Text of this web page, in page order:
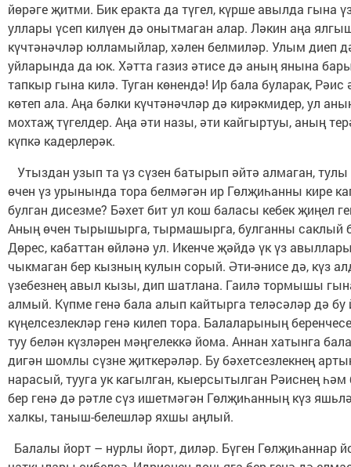
йөрәге җитми. Бик еракта да түгел, күрше авылда гына
уллары үсеп килүен дә онытмаган алар. Ләкин аңа
күчтәнәчләр юлламыйлар, хәлен белмиләр. Улым диеп
уйларында да юк. Хәтта газиз әтисе дә аның янына
тапкыр гына килә. Туган көнендә! Ир бала буларак,
көтеп ала. Аңа бәлки күчтәнәчләр дә кирәкмидер, ул
мохтаҗ түгелдер. Аңа әти назы, әти кайгыртуы, аның
күпкә кадерлерәк.
Утыздан узып та үз сүзен батырып әйтә алмаган,
өчен үз урынында тора белмәгән ир Гөлҗиһанны кире
булган дисезме? Бәхет бит ул кош баласы кебек җиңел
Аның өчен тырышырга, тырмашырга, булганны саклый
Дөрес, кабаттан өйләнә ул. Икенче җәйдә үк үз
чыкмаган бер кызның кулын сорый. Әти-әнисе дә, күз
үзебезнең авыл кызы, дип шатлана. Гаилә тормышы
алмый. Күпме генә бала алып кайтырга теләсәләр дә бу
күңелсезлекләр генә килеп тора. Балаларының
туу белән күзләрен мәңгелеккә йома. Аннан хатынга
дигән шомлы сүзне җиткерәләр. Бу бәхетсезлекнең
нарасый, тууга ук кагылган, кыерсытылган Рәиснең һәм
бер генә дә рәтле сүз ишетмәгән Гөлҗиһанның күз
халкы, таныш-белешләр яхшы аңлый.
Балалы йорт – нурлы йорт, диләр. Бүген Гөлҗиһаннар